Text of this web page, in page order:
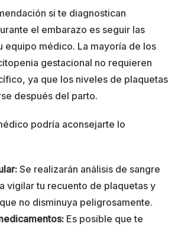
si te diagnostican
el embarazo es seguir las
equipo médico. La mayoría de los
gestacional no requieren
ya que los niveles de plaquetas
después del parto.
podría aconsejarte lo
Se realizarán análisis de sangre
vigilar tu recuento de plaquetas y
no disminuya peligrosamente.
Es posible que te